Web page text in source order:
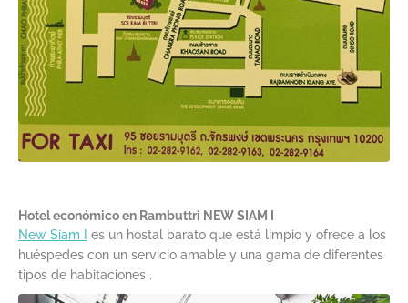
Hotel económico en Rambuttri NEW SIAM I
New Siam I
es un hostal barato que está limpio y ofrece a los
huéspedes con un servicio amable y una gama de diferentes
tipos de habitaciones .